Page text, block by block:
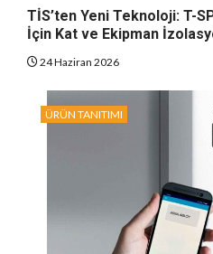
TİS’ten Yeni Teknoloji: T-
İçin Kat ve Ekipman
24 Haziran 2026
ÜRÜN TANITIMI